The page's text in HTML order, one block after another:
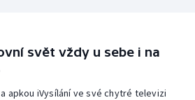
svět vždy u sebe i na
apkou iVysílání ve své chytré televizi